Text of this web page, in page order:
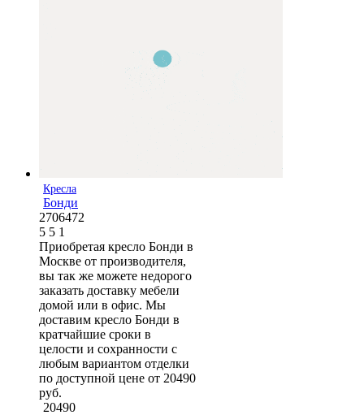
Кресла
Бонди
2706472
5 5 1
Приобретая кресло Бонди в
Москве от производителя,
вы так же можете недорого
заказать доставку мебели
домой или в офис. Мы
доставим кресло Бонди в
кратчайшие сроки в
целости и сохранности с
любым вариантом отделки
по доступной цене от 20490
руб.
20490